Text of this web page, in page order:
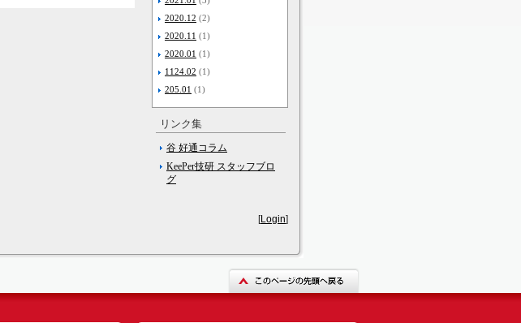
2020.12 (2)
2020.11 (1)
2020.01 (1)
1124.02 (1)
205.01 (1)
リンク集
谷 好通コラム
KeePer技研 スタッフブロ
グ
[Login]